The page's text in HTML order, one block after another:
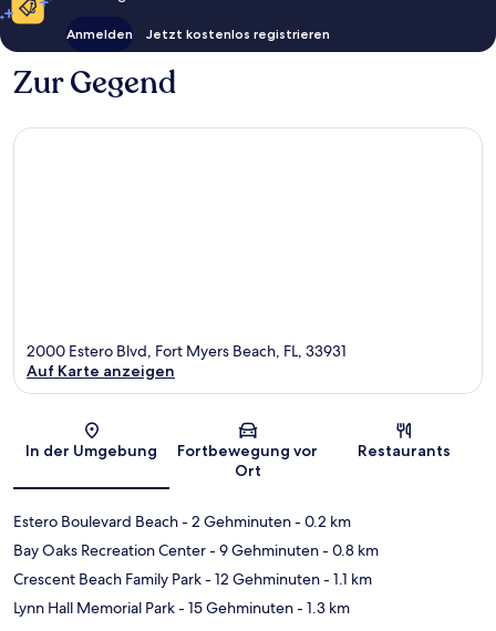
Anmelden Jetzt kostenlos registrieren
Zur Gegend
Karte
2000 Estero Blvd, Fort Myers Beach, FL, 33931
Auf Karte anzeigen
In der Umgebung
Fortbewegung vor
Ort
Restaurants
Estero Boulevard Beach- 2 Gehminuten- 0.2 km
Bay Oaks Recreation Center- 9 Gehminuten- 0.8 km
Crescent Beach Family Park- 12 Gehminuten- 1.1 km
Lynn Hall Memorial Park- 15 Gehminuten- 1.3 km